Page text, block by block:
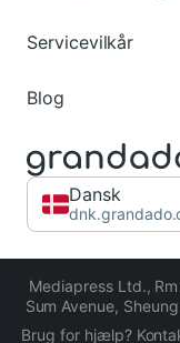
Servicevilkår
Blog
Dansk
Mediapress Ltd.,
Sum Avenue,
Brug for hjælp?